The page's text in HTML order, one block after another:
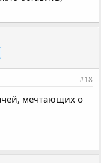
#18
мечтающих о